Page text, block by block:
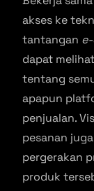
akses ke
tantangan
dapat
tentang
apapun
penjualan.
pesanan
pergerakan
produk